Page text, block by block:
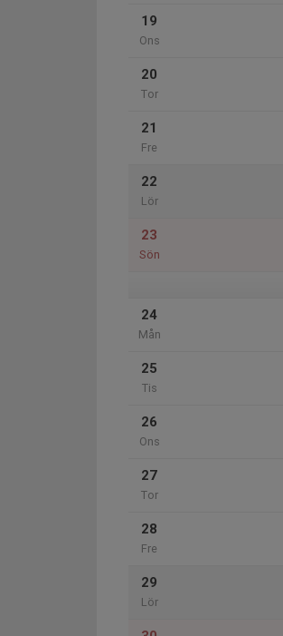
19
Ons
20
Tor
21
Fre
22
Lör
23
Sön
24
Mån
25
Tis
26
Ons
27
Tor
28
Fre
29
Lör